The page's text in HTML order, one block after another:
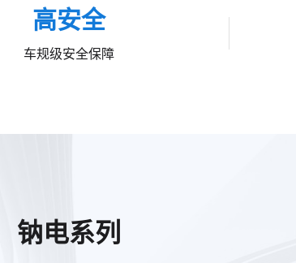
高安全
车规级安全保障
钠电系列